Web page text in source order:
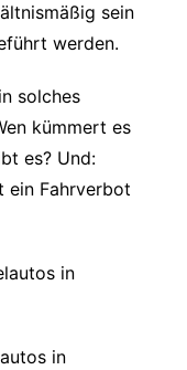
sein
werden.
solches
kümmert es
es? Und:
ein Fahrverbot
in